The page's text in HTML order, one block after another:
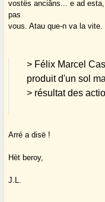
vostës anciâns... e ad
pas
vous. Atau que-n va la vite.
> Félix Marcel
produit d'un sol
> résultat des
Arré a disë !
Hèt beroy,
J.L.